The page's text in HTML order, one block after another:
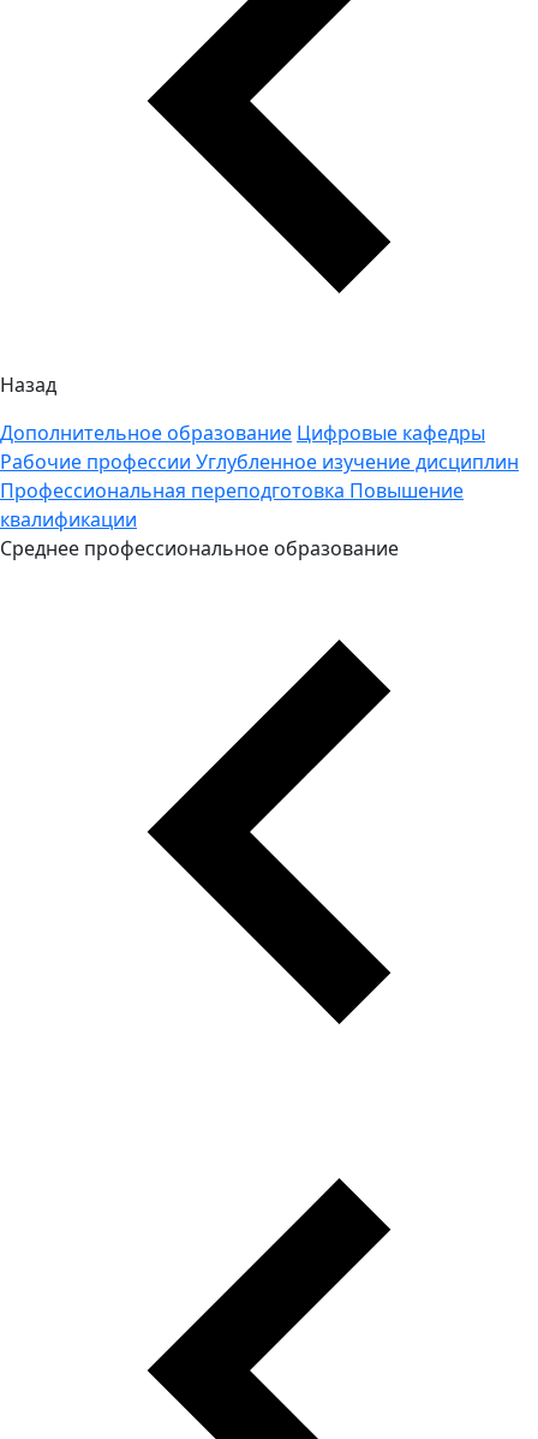
Назад
Дополнительное образование Цифровые кафедры
Рабочие профессии Углубленное изучение дисциплин
Профессиональная переподготовка Повышение
квалификации
Среднее профессиональное образование